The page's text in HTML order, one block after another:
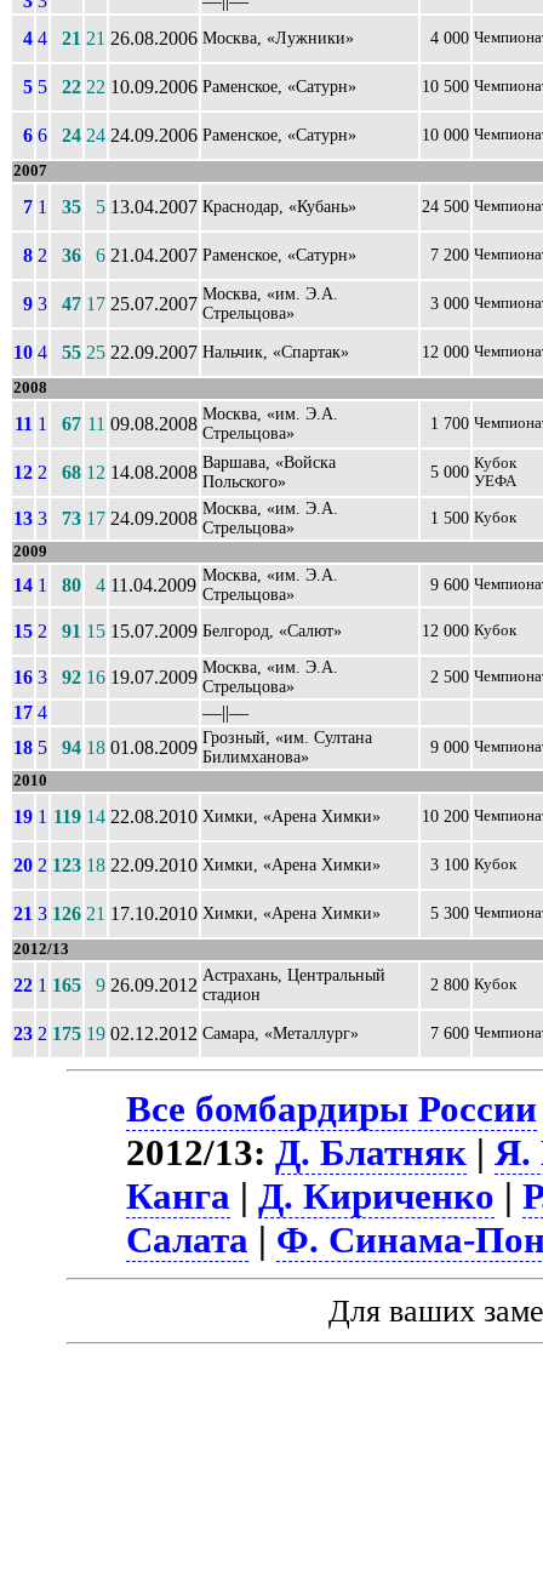
4 4 21 21 26.08.2006 Москва, «Лужники» 4 000
5 5 22 22 10.09.2006 Раменское, «Сатурн» 10 500
6 6 24 24 24.09.2006 Раменское, «Сатурн» 10 000
2007
7 1 35 5 13.04.2007 Краснодар, «Кубань» 24 500
8 2 36 6 21.04.2007 Раменское, «Сатурн» 7 200
9 3 47 17 25.07.2007 Москва, «им. Э.А.
Стрельцова»
3 000
10 4 55 25 22.09.2007 Нальчик, «Спартак» 12 000
2008
11 1 67 11 09.08.2008 Москва, «им. Э.А.
Стрельцова»
1 700
12 2 68 12 14.08.2008 Варшава, «Войска
Польского»
5 000 Кубок
УЕФА
13 3 73 17 24.09.2008 Москва, «им. Э.А.
Стрельцова»
1 500 Кубок
2009
14 1 80 4 11.04.2009 Москва, «им. Э.А.
Стрельцова»
9 600
15 2 91 15 15.07.2009 Белгород, «Салют» 12 000 Кубок
16 3 92 16 19.07.2009 Москва, «им. Э.А.
Стрельцова»
2 500
17 4
––||––
18 5 94 18 01.08.2009 Грозный, «им. Султана
Билимханова»
9 000
2010
19 1 119 14 22.08.2010 Химки, «Арена Химки» 10 200
20 2 123 18 22.09.2010 Химки, «Арена Химки» 3 100 Кубок
21 3 126 21 17.10.2010 Химки, «Арена Химки» 5 300
2012/13
22 1 165 9 26.09.2012 Астрахань, Центральный
стадион
2 800 Кубок
23 2 175 19 02.12.2012 Самара, «Металлург» 7 600
Все бомбардиры России
2012/13:Д. Блатняк |Я.
Канга |Д. Кириченко |
Салата | Ф. Синама-
Для ваших